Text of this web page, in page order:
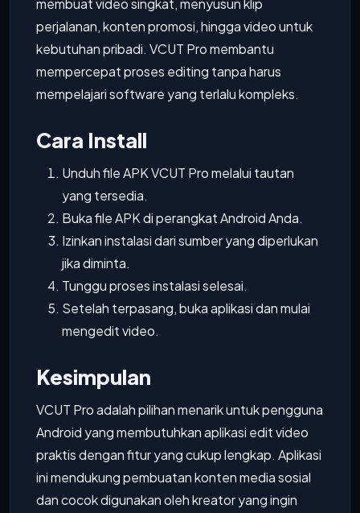
membuat video singkat, menyusun klip
perjalanan, konten promosi, hingga video untuk
kebutuhan pribadi. VCUT Pro membantu
mempercepat proses editing tanpa harus
mempelajari software yang terlalu kompleks.
Cara Install
Unduh file APK VCUT Pro melalui tautan
yang tersedia.
Buka file APK di perangkat Android Anda.
Izinkan instalasi dari sumber yang diperlukan
jika diminta.
Tunggu proses instalasi selesai.
Setelah terpasang, buka aplikasi dan mulai
mengedit video.
Kesimpulan
VCUT Pro adalah pilihan menarik untuk pengguna
Android yang membutuhkan aplikasi edit video
praktis dengan fitur yang cukup lengkap. Aplikasi
ini mendukung pembuatan konten media sosial
dan cocok digunakan oleh kreator yang ingin